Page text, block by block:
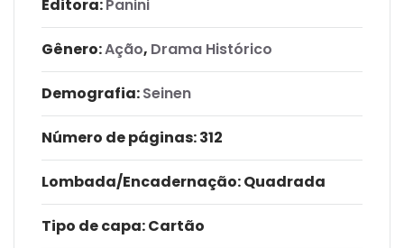
Editora: Panini
Gênero:Ação, Drama Histórico
Demografia:Seinen
Número de páginas: 312
Lombada/Encadernação: Quadrada
Tipo de capa:Cartão